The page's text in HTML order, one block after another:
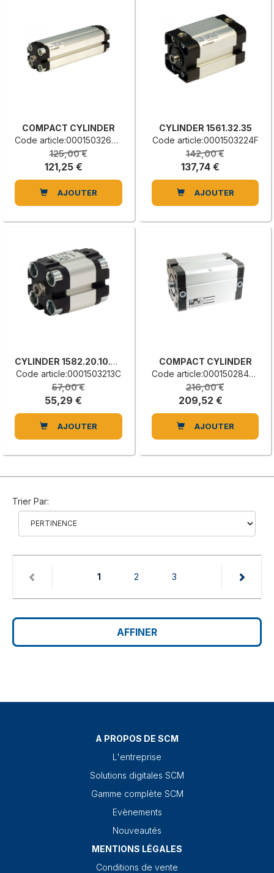
COMPACT CYLINDER
Code article:0001503260B
125,00 €
121,25 €
AJOUTER
CYLINDER 1561.32.35
Code article:0001503224F
142,00 €
137,74 €
AJOUTER
CYLINDER 1582.20.10.01.1
Code article:0001503213C
57,00 €
55,29 €
AJOUTER
COMPACT CYLINDER
Code article:0001502847G
216,00 €
209,52 €
AJOUTER
Trier Par:
1(current)
2 3
AFFINER
A PROPOS DE SCM
L'entreprise
Solutions digitales SCM
Gamme complète SCM
Evènements
Nouveautés
MENTIONS LÉGALES
Conditions de vente